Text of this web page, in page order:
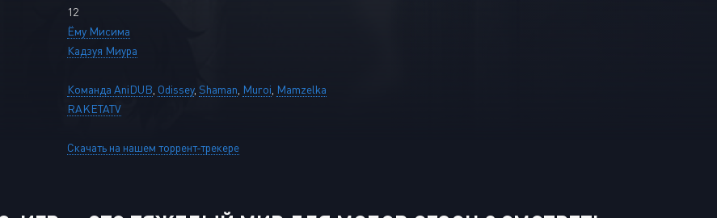
12
Ёму Мисима
Кадзуя Миура
Команда AniDUB Odissey, Shaman Muroi Mamzelka
RAKETATV
Скачать на нашем торрент-трекере